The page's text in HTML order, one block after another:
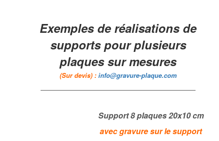
Exemples de réalisations de
supports pour plusieurs
plaques sur mesures
(Sur devis) : info@gravure-plaque.com
Support 8 plaques 20x10 cm
avec gravure sur le support